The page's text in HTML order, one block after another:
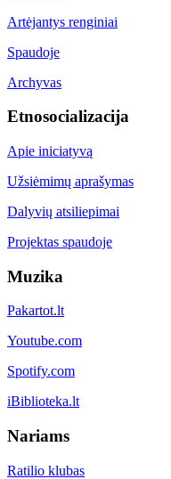
Artėjantys renginiai
Spaudoje
Archyvas
Etnosocializacija
Apie iniciatyvą
Užsiėmimų aprašymas
Dalyvių atsiliepimai
Projektas spaudoje
Muzika
Pakartot.lt
Youtube.com
Spotify.com
iBiblioteka.lt
Nariams
Ratilio klubas